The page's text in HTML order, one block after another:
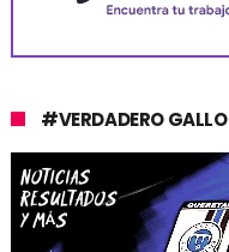
#VERDADERO GALLO